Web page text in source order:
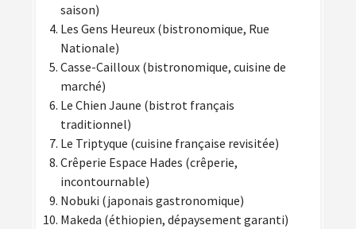
saison)
Les Gens Heureux (bistronomique, Rue
Nationale)
Casse-Cailloux (bistronomique, cuisine de
marché)
Le Chien Jaune (bistrot français
traditionnel)
Le Triptyque (cuisine française revisitée)
Crêperie Espace Hades (crêperie,
incontournable)
Nobuki (japonais gastronomique)
Makeda (éthiopien, dépaysement garanti)